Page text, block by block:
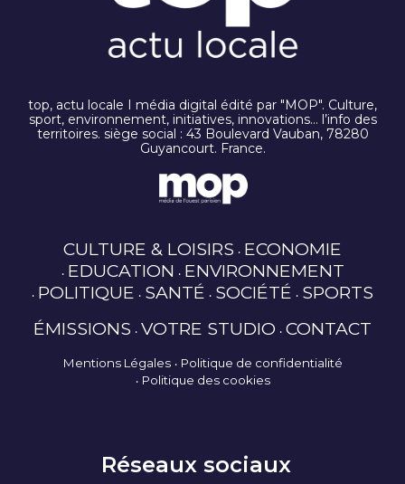
top, actu locale I média digital édité par "MOP". Culture,
sport, environnement, initiatives, innovations… l’info des
territoires. siège social : 43 Boulevard Vauban, 78280
Guyancourt. France.
CULTURE & LOISIRS ECONOMIE
EDUCATION ENVIRONNEMENT
POLITIQUE SANTÉ SOCIÉTÉ SPORTS
ÉMISSIONS VOTRE STUDIO CONTACT
Mentions Légales
Politique de confidentialité
Politique des cookies
Réseaux sociaux